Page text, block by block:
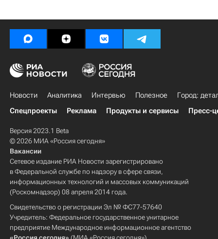
Новости Аналитика Интервью Полезное
Город:
Спецпроекты
Реклама Продукты и сервисы Пресс-
Версия 2023.1 Beta
© 2026 МИА «Россия сегодня»
Вакансии
Сетевое издание РИА Новости зарегистрировано
в Федеральной службе по надзору в сфере связи,
информационных технологий и массовых коммуникаций
(Роскомнадзор) 08 апреля 2014 года.
Свидетельство о регистрации Эл № ФС77-57640
Учредитель: Федеральное государственное унитарное
предприятие Международное информационное агентство